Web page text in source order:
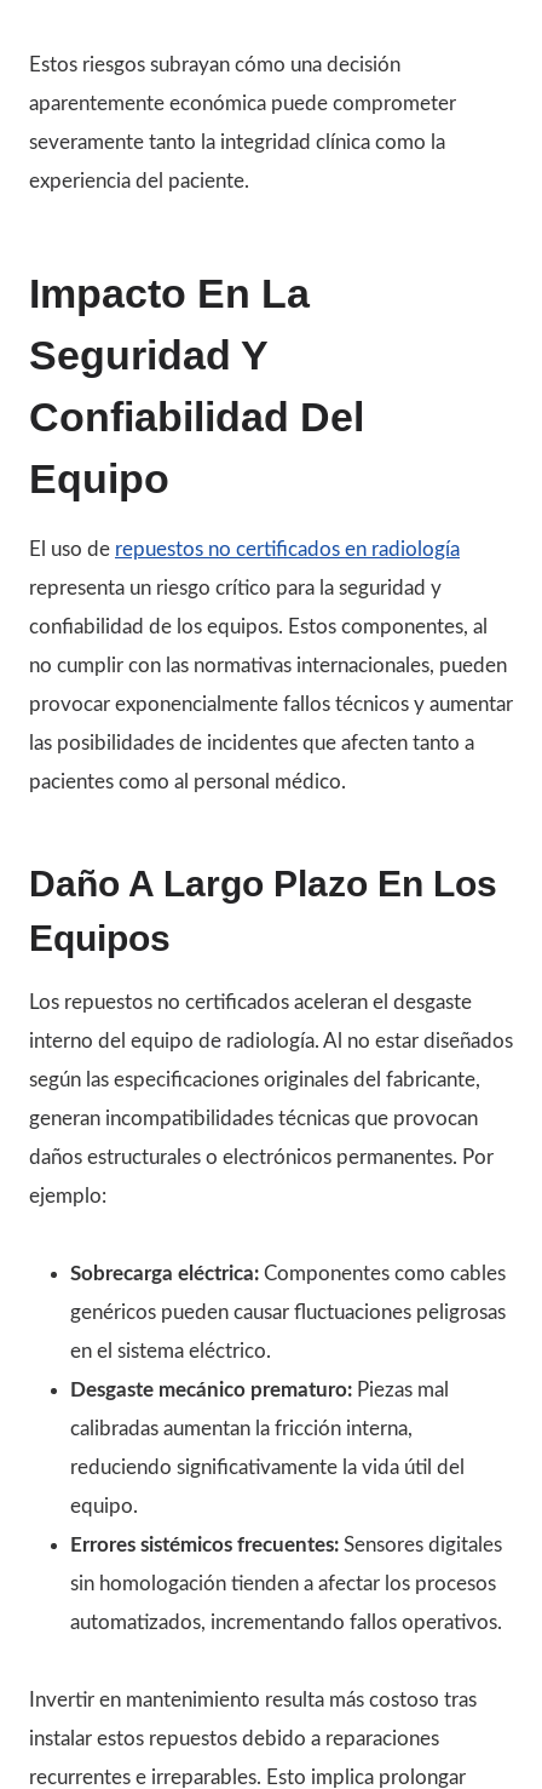
Estos riesgos subrayan cómo una decisión
aparentemente económica puede comprometer
severamente tanto la integridad clínica como la
experiencia del paciente.
Impacto En La
Seguridad Y
Confiabilidad Del
Equipo
El uso de repuestos no certificados en radiología
representa un riesgo crítico para la seguridad y
confiabilidad de los equipos. Estos componentes, al
no cumplir con las normativas internacionales, pueden
provocar exponencialmente fallos técnicos y aumentar
las posibilidades de incidentes que afecten tanto a
pacientes como al personal médico.
Daño A Largo Plazo En Los
Equipos
Los repuestos no certificados aceleran el desgaste
interno del equipo de radiología. Al no estar diseñados
según las especificaciones originales del fabricante,
generan incompatibilidades técnicas que provocan
daños estructurales o electrónicos permanentes. Por
ejemplo:
Sobrecarga eléctrica: Componentes como cables
genéricos pueden causar fluctuaciones peligrosas
en el sistema eléctrico.
Desgaste mecánico prematuro: Piezas mal
calibradas aumentan la fricción interna,
reduciendo significativamente la vida útil del
equipo.
Errores sistémicos frecuentes: Sensores digitales
sin homologación tienden a afectar los procesos
automatizados, incrementando fallos operativos.
Invertir en mantenimiento resulta más costoso tras
instalar estos repuestos debido a reparaciones
recurrentes e irreparables. Esto implica prolongar